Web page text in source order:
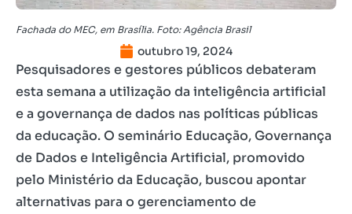
Fachada do MEC, em Brasília. Foto: Agência Brasil
outubro 19, 2024
Pesquisadores e gestores públicos debateram
esta semana a utilização da inteligência artificial
e a governança de dados nas políticas públicas
da educação. O seminário Educação, Governança
de Dados e Inteligência Artificial, promovido
pelo Ministério da Educação, buscou apontar
alternativas para o gerenciamento de